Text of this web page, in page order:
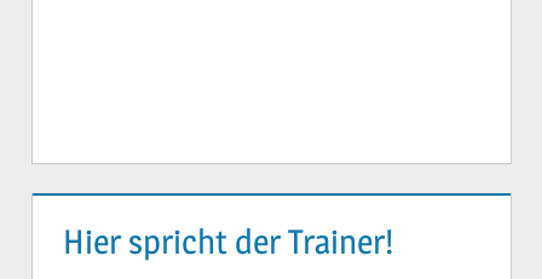
Hier spricht der Trainer!